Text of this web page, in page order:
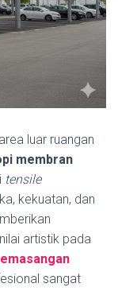
luar ruangan
membran
tensile
kekuatan, dan
artistik pada
sangat